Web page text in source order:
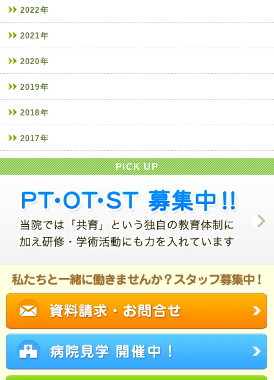
2022年
2021年
2020年
2019年
2018年
2017年
PICK UP